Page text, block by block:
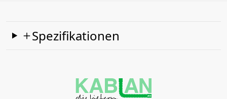
Spezifikationen